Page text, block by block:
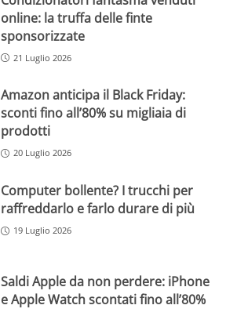
online: la truffa delle finte
sponsorizzate
21 Luglio 2026
Amazon anticipa il Black Friday:
sconti fino all’80% su migliaia di
prodotti
20 Luglio 2026
Computer bollente? I trucchi per
raffreddarlo e farlo durare di più
19 Luglio 2026
Saldi Apple da non perdere: iPhone
e Apple Watch scontati fino all’80%